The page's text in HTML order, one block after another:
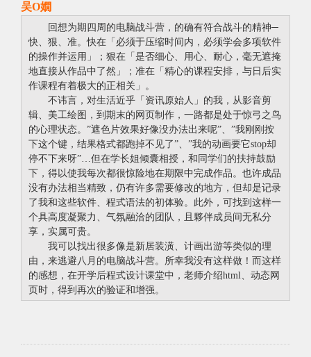
吴O嫺
回想为期四周的电脑战斗营，的确有符合战斗的精神─
快、狠、准。快在「必须于压缩时间内，必须学会多项软件
的操作并运用」；狠在「是否细心、用心、耐心，毫无遮掩
地直接从作品中了然」；准在「精心的课程安排，与日后实
作课程有着极大的正相关」。
不讳言，对生活近乎「资讯原始人」的我，从影音剪
辑、美工绘图，到期末的网页制作，一路都是处于惊弓之鸟
的心理状态。”遮色片效果好像没办法出来呢”、”我刚刚按
下这个键，结果格式都跑掉不见了”、”我的动画要它stop却
停不下来呀”…但在学长姐倾囊相授，和同学们的扶持鼓励
下，得以使我每次都很惊险地在期限中完成作品。也许成品
没有办法相当精致，仍有许多需要修改的地方，但却是记录
了我和这些软件、程式语法的初体验。此外，可找到这样一
个具高度凝聚力、气氛融洽的团队，且夥伴成员间无私分
享，实属可贵。
我可以找出很多像是新居装潢、计画出游等类似的理
由，来逃避八月的电脑战斗营。所幸我没有这样做！而这样
的感想，在开学后程式设计课堂中，老师介绍html、动态网
页时，得到再次的验证和增强。